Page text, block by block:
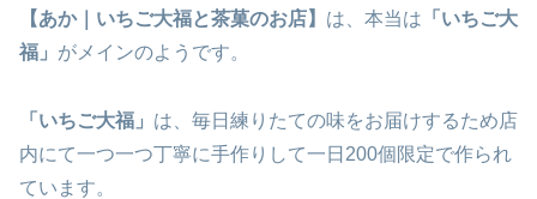
【あか｜いちご大福と茶菓のお店】 は、本当は 「いちご大
福」 がメインのようです。
「いちご大福」 は、毎日練りたての味をお届けするため店
内にて一つ一つ丁寧に手作りして一日200個限定で作られ
ています。